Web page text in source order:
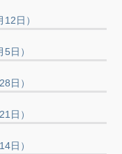
日）
日）
日）
日）
日）